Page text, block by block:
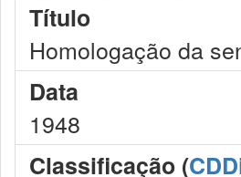
Título
Homologação da
Data
1948
Classificação (